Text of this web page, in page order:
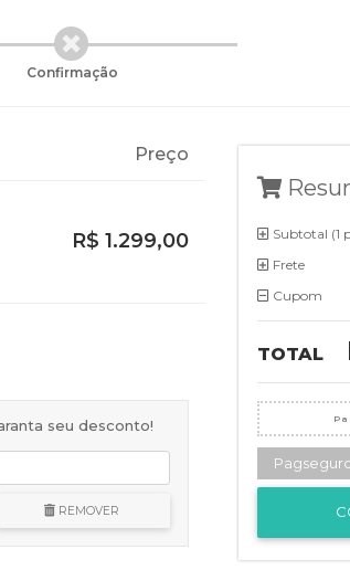
Confirmação
Preço
R$ 1.299,00
seu desconto!
REMOVER
Subtotal (1
Frete
Cupom
TOTAL